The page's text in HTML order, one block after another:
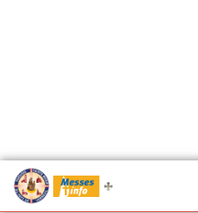
Messes